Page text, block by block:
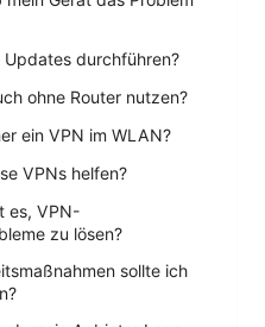
durchführen?
ohne Router nutzen?
ein VPN im WLAN?
VPNs helfen?
es, VPN-
zu lösen?
sollte ich